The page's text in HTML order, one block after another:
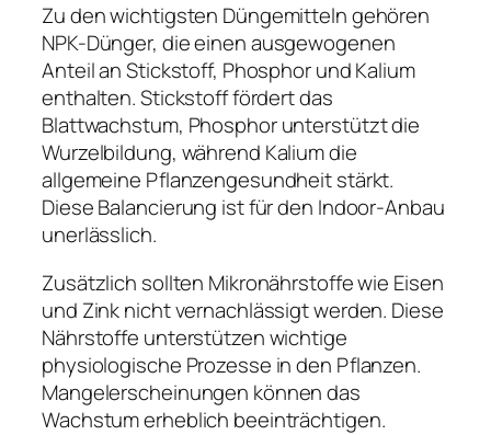
Zu den wichtigsten Düngemitteln gehören
NPK-Dünger, die einen ausgewogenen
Anteil an Stickstoff, Phosphor und Kalium
enthalten. Stickstoff fördert das
Blattwachstum, Phosphor unterstützt die
Wurzelbildung, während Kalium die
allgemeine Pflanzengesundheit stärkt.
Diese Balancierung ist für den Indoor-Anbau
unerlässlich.
Zusätzlich sollten Mikronährstoffe wie Eisen
und Zink nicht vernachlässigt werden. Diese
Nährstoffe unterstützen wichtige
physiologische Prozesse in den Pflanzen.
Mangelerscheinungen können das
Wachstum erheblich beeinträchtigen.